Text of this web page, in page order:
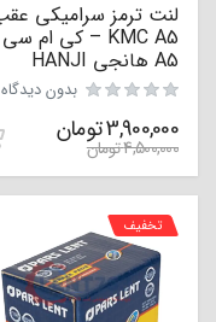
لنت ترمز سرامیکی
KMC A5 – کی ام سی
A5 هانجی HANJI
بدون دیدگاه
3,900,000تومان
4,500,000تومان
تخفیف